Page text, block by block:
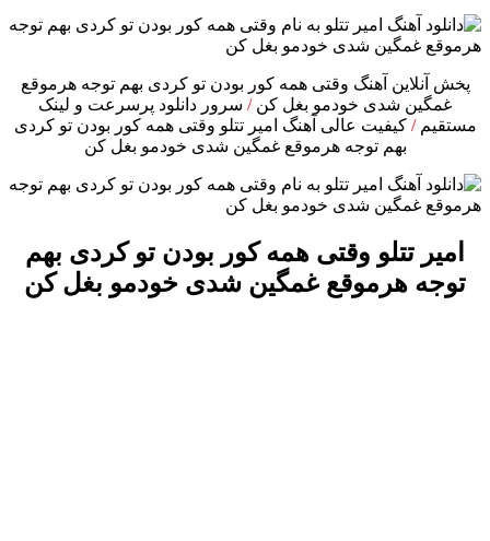
پخش آنلاین آهنگ وقتی همه کور بودن تو کردی بهم توجه هرموقع
غمگین شدی خودمو بغل کن/ سرور دانلود پرسرعت و لینک
مستقیم/ کیفیت عالی آهنگ امیر تتلو وقتی همه کور بودن تو کردی
بهم توجه هرموقع غمگین شدی خودمو بغل کن
امیر تتلو وقتی همه کور بودن تو کردی بهم
توجه هرموقع غمگین شدی خودمو بغل کن